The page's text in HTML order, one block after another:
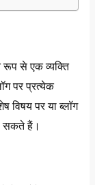
रूप से एक व्यक्ति
पर प्रत्येक
विषय पर या ब्लॉग
सकते हैं।